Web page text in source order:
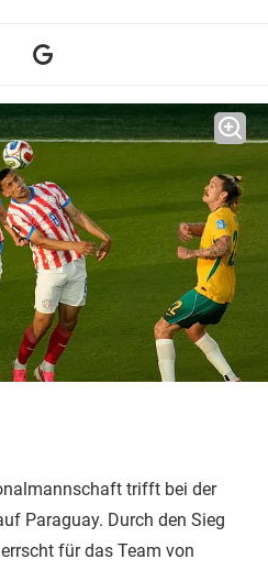
trifft bei der
Paraguay. Durch den Sieg
für das Team von